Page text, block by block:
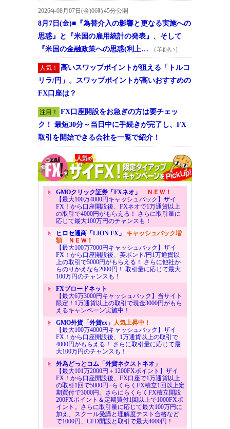
2026年08月07日(金)06時45分公開
8月7日(金)■『為替介入の影響と更なる実施への
思惑』と『米国の雇用統計の発表』、そして
『米国の金融政策への思惑(利上…
（羊飼い）
人気！
高いスワップポイントが狙える「トルコ
リラ/円」。スワップポイントが高いおすすめの
FX口座は？
注目！
FX口座開設をお急ぎの方は要チェッ
ク！ 最短30分～当日中に手続きが完了し、FX
取引を開始できる会社を一覧で紹介！
GMOクリック証券「FXネオ」
ＮＥＷ！
【最大100万4000円キャッシュバック】ザイ
FX！から口座開設後、FXネオで1万通貨以上
の取引で4000円がもらえる！ さらに取引量に
応じて最大100万円のチャンスも！
ヒロセ通商「LION FX」 キャッシュバック増
額ＮＥＷ！
【最大100万7000円キャッシュバック】ザイ
FX！から口座開設後、英ポンド/円1万通貨以
上の取引で5000円がもらえる！ さらに他社か
らのりかえなら2000円！ 取引量に応じて最大
100万円のチャンスも！
FXブロードネット
【最大6万3000円キャッシュバック】当サイト
限定！1万通貨以上の取引で現金3000円がもら
えるキャンペーン実施中！
GMO外貨「外貨ex」 人気上昇中！
【最大100万4000円キャッシュバック】ザイ
FX！から口座開設後、1万通貨以上の取引で
4000円がもらえる！ さらに取引量に応じて最
大100万円のチャンスも！
外為どっとコム「外貨ネクストネオ」
【最大101万2000円＋1200FXポイント】ザイ
FX！から口座開設後、FX口座で1万通貨以上
の取引1回で5000円+らくらくFX積立1回以上定
期買付で3000円。さらにらくらくFX積立開設
200FXポイント＆定期買付1回以上で1000FXポ
イント。さらに取引量に応じて最大100万円に
加え、スクール受講と理解度テスト合格など
で1000円、CFD開設と取引で最大4000円！